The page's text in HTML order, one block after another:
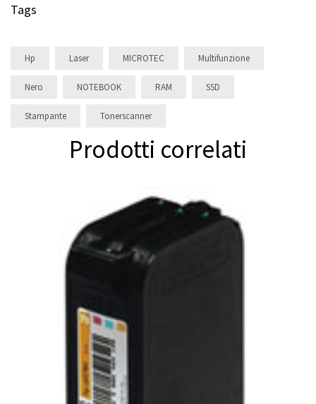
Tags
Hp Laser MICROTEC Multifunzione
Nero NOTEBOOK RAM SSD
Stampante Tonerscanner
Prodotti correlati